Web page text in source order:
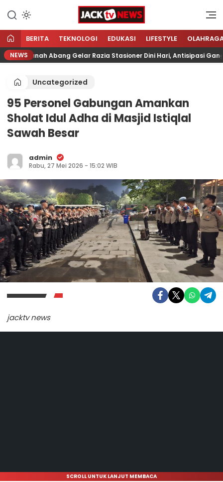
konten
Jacktvnews.com
Sumber Referensi Terpercaya
BERITA TEKNOLOGI EDUKASI LIFESTYLE
NEWS
Tanah Abang Gelar Razia Stasioner Dini Hari, Antisipasi
Uncategorized
95 Personel Gabungan Amankan
Sholat Idul Adha di Masjid Istiqlal
Sawah Besar
admin
Rabu, 27 Mei 2026 - 15:02 WIB
jacktv news
SCROLL UNTUK LANJUT MEMBACA